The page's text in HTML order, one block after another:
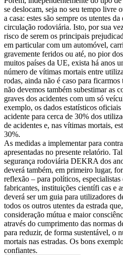
se deslocam, seja no seu tempo livre
a casa: estes são sempre os utentes
circulação rodoviária. Isto, por sua
risco de serem os principais
em particular com um automóvel,
gravemente feridos ou até, no pior
muitos países da UE, exista há anos
número de vítimas mortais entre
rodas, ainda não é caso para
não devemos também subestimar as
graves dos acidentes com um só
exemplo, os dados estatísticos
acidente para cerca de 30% dos
de acidentes e, nas vítimas mortais,
30%.
As medidas a implementar para
apresentadas no presente relatório.
segurança rodoviária DEKRA dos
deverá também, em primeiro lugar,
reflexão – para políticos,
fabricantes, instituições científi cas e
deverá ser um guia para utilizadores
todos os outros utentes da estrada
consideração mútua e maior
através do cumprimento das normas
para reduzir, de forma sustentável, o
mortais nas estradas. Os bons
confiantes.